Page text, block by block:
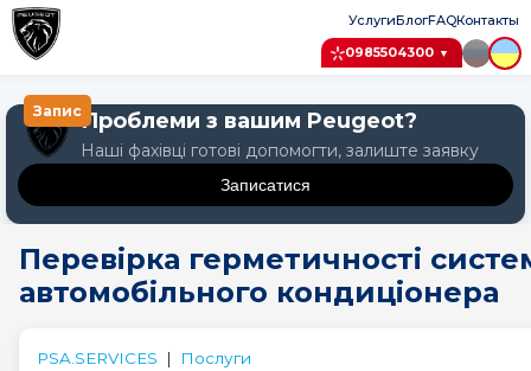
УслугиБлогFAQКонтакты
0985504300 ▼
Проблеми з вашим Peugeot?
Наші фахівці готові допомогти, залиште заявку
Записатися
Запис
Крок 2: Послуга
Крок 3: Дата
Перевірка герметичності
автомобільного кондиціонера
PSA.SERVICES | Послуги